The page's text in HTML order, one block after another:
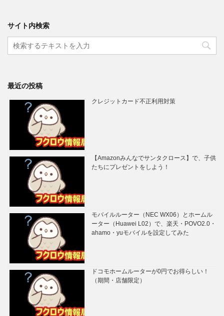
サイト内検索
最近の投稿
クレジットカード不正利用対策
【Amazonみんなでサンタクロース】で、子供
たちにプレゼントをしよう！
モバイルルーター（NEC WX06）とホームル
ーター（Huawei L02）で、楽天・POVO2.0・
ahamo・yuモバイルを設定してみた
ドコモホームルーターが0円でお得らしい！
（期間・店舗限定）